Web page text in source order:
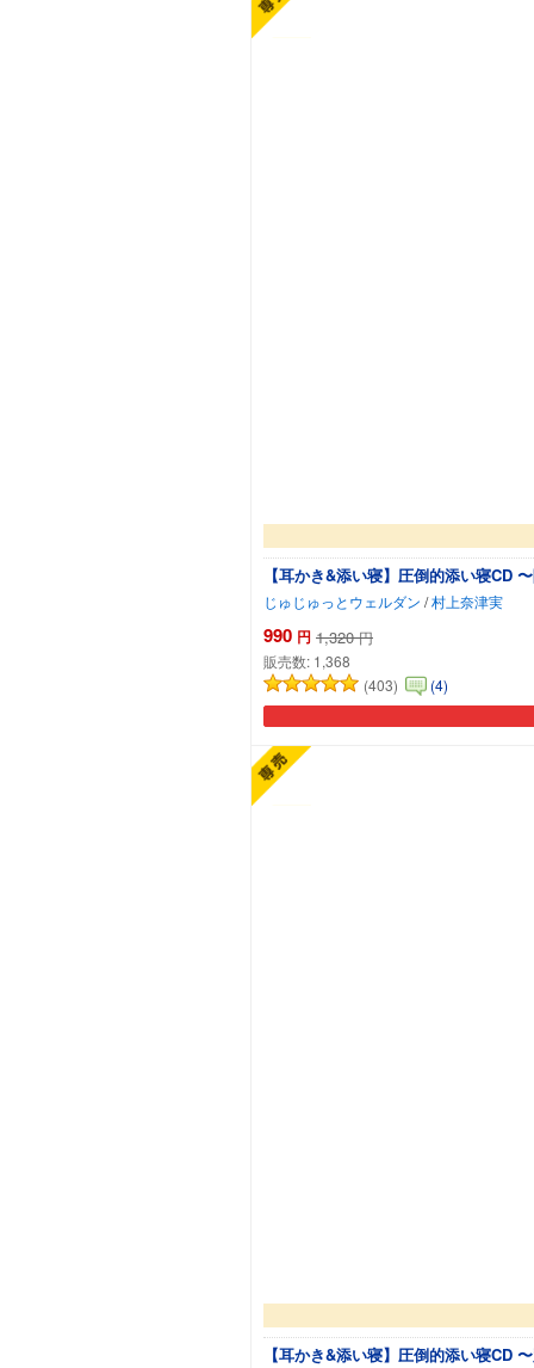
【耳かき&添い寝】圧倒的添い寝CD
じゅじゅっとウェルダン /村上奈津実
990 円 1,320 円
販売数: 1,368
(403)
(4)
【耳かき&添い寝】圧倒的添い寝CD